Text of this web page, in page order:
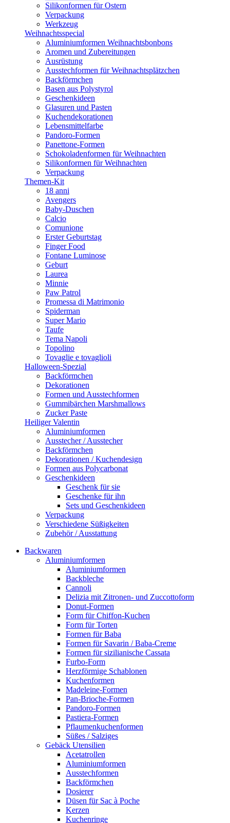
Silikonformen für Ostern
Verpackung
Werkzeug
Weihnachtsspecial
Aluminiumformen Weihnachtsbonbons
Aromen und Zubereitungen
Ausrüstung
Ausstechformen für Weihnachtsplätzchen
Backförmchen
Basen aus Polystyrol
Geschenkideen
Glasuren und Pasten
Kuchendekorationen
Lebensmittelfarbe
Pandoro-Formen
Panettone-Formen
Schokoladenformen für Weihnachten
Silikonformen für Weihnachten
Verpackung
Themen-Kit
18 anni
Avengers
Baby-Duschen
Calcio
Comunione
Erster Geburtstag
Finger Food
Fontane Luminose
Geburt
Laurea
Minnie
Paw Patrol
Promessa di Matrimonio
Spiderman
Super Mario
Taufe
Tema Napoli
Topolino
Tovaglie e tovaglioli
Halloween-Spezial
Backförmchen
Dekorationen
Formen und Ausstechformen
Gummibärchen Marshmallows
Zucker Paste
Heiliger Valentin
Aluminiumformen
Ausstecher / Ausstecher
Backförmchen
Dekorationen / Kuchendesign
Formen aus Polycarbonat
Geschenkideen
Geschenk für sie
Geschenke für ihn
Sets und Geschenkideen
Verpackung
Verschiedene Süßigkeiten
Zubehör / Ausstattung
Backwaren
Aluminiumformen
Aluminiumformen
Backbleche
Cannoli
Delizia mit Zitronen- und Zuccottoform
Donut-Formen
Form für Chiffon-Kuchen
Form für Torten
Formen für Baba
Formen für Savarin / Baba-Creme
Formen für sizilianische Cassata
Furbo-Form
Herzförmige Schablonen
Kuchenformen
Madeleine-Formen
Pan-Brioche-Formen
Pandoro-Formen
Pastiera-Formen
Pflaumenkuchenformen
Süßes / Salziges
Gebäck Utensilien
Acetatrollen
Aluminiumformen
Ausstechformen
Backförmchen
Dosierer
Düsen für Sac à Poche
Kerzen
Kuchenringe